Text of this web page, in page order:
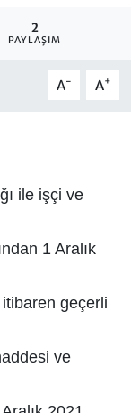
2
PAYLAŞIM
A- A+
ile işçi ve
1 Aralık
geçerli
ve